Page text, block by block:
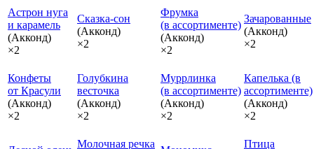
Астрон нуга
и карамель
(Акконд)
×2
Сказка‑сон
(Акконд)
×2
Фрумка
(в ассортименте)
(Акконд)
×2
Зачарованные
(Акконд)
×2
Конфеты
от Красули
(Акконд)
×2
Голубкина
весточка
(Акконд)
×2
Муррлинка
(в ассортименте)
(Акконд)
×2
Капелька (в
ассортименте)
(Акконд)
×2
Молочная речка Птица